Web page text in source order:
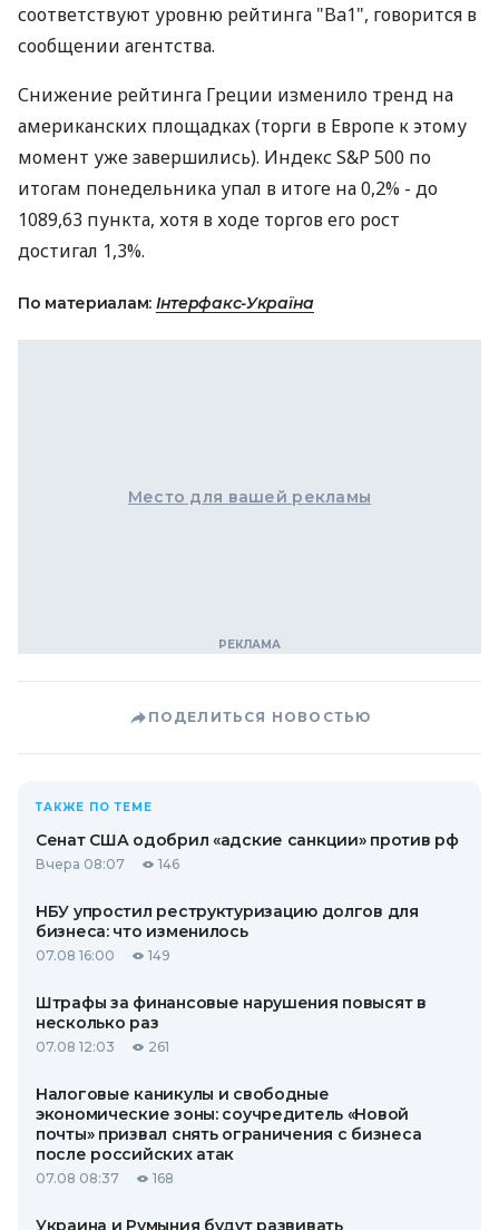
соответствуют уровню рейтинга "Ba1", говорится в
сообщении агентства.
Снижение рейтинга Греции изменило тренд на
американских площадках (торги в Европе к этому
момент уже завершились). Индекс S&P 500 по
итогам понедельника упал в итоге на 0,2% - до
1089,63 пункта, хотя в ходе торгов его рост
достигал 1,3%.
По материалам: Інтерфакс-Україна
Место для вашей рекламы
ПОДЕЛИТЬСЯ НОВОСТЬЮ
ТАКЖЕ ПО ТЕМЕ
Сенат США одобрил «адские санкции» против рф
Вчера 08:07 146
НБУ упростил реструктуризацию долгов для
бизнеса: что изменилось
07.08 16:00 149
Штрафы за финансовые нарушения повысят в
несколько раз
07.08 12:03 261
Налоговые каникулы и свободные
экономические зоны: соучредитель «Новой
почты» призвал снять ограничения с бизнеса
после российских атак
07.08 08:37 168
Украина и Румыния будут развивать